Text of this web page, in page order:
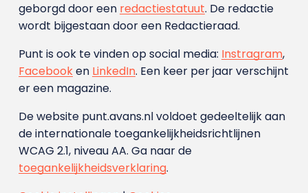
geborgd door een redactiestatuut. De redactie
wordt bijgestaan door een Redactieraad.
Punt is ook te vinden op social media: Instragram,
Facebooken LinkedIn. Een keer per jaar verschijnt
er een magazine.
De website punt.avans.nl voldoet gedeeltelijk aan
de internationale toegankelijkheidsrichtlijnen
WCAG 2.1, niveau AA. Ga naar de
toegankelijkheidsverklaring.